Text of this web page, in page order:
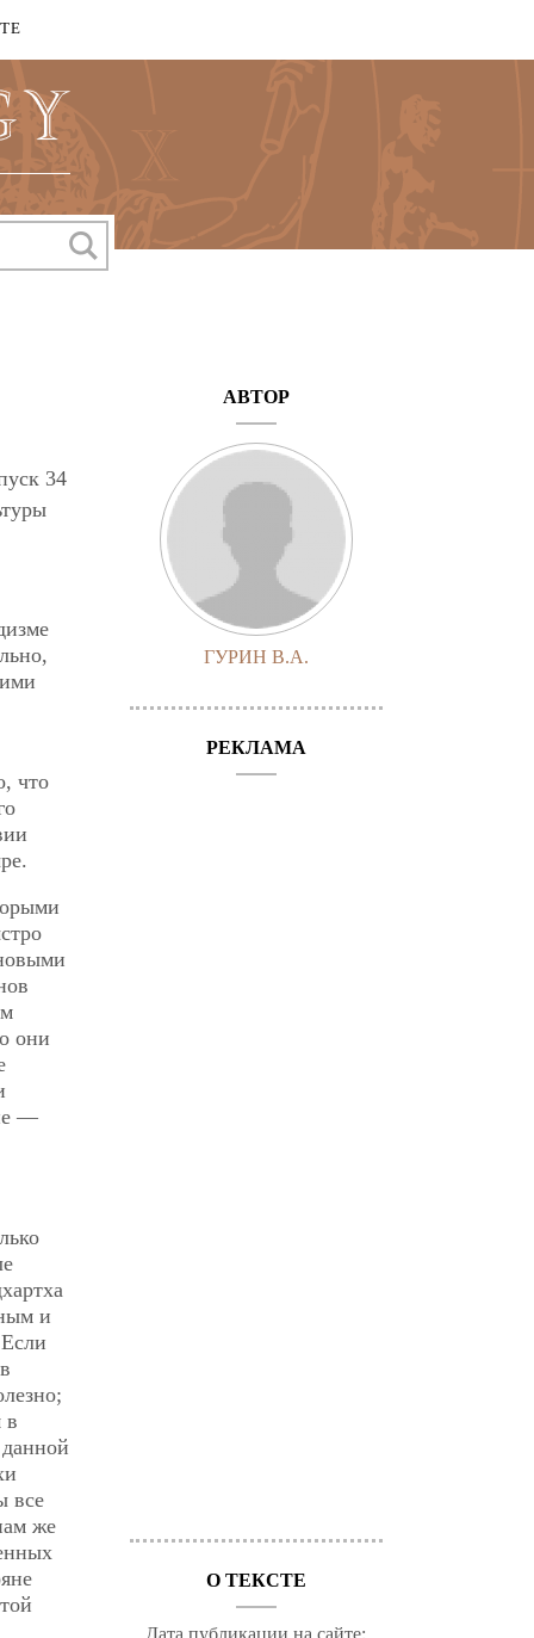
34
что
они
—
и
в
все
же
АВТОР
ГУРИН В.А.
РЕКЛАМА
О ТЕКСТЕ
Дата публикации на сайте: